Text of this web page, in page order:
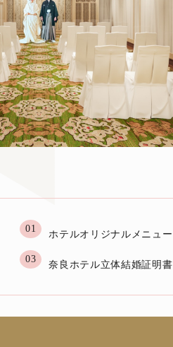
01 ホテルオリジナルメニュー
03 奈良ホテル立体結婚証明書